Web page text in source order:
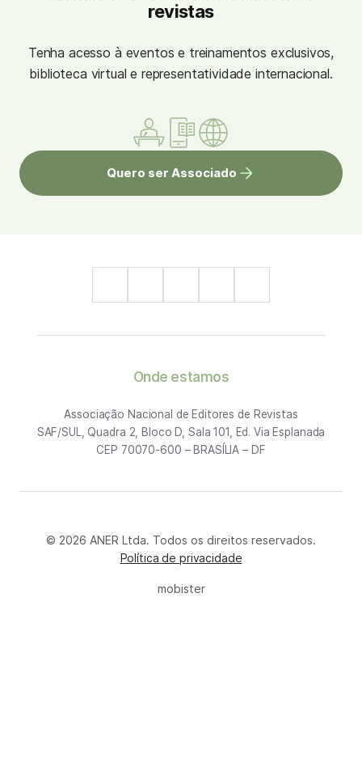
revistas
Tenha acesso à eventos e treinamentos exclusivos,
biblioteca virtual e representatividade internacional.
Quero ser Associado
Onde estamos
Associação Nacional de Editores de Revistas
SAF/SUL, Quadra 2, Bloco D, Sala 101, Ed. Via Esplanada
CEP 70070-600 – BRASÍLIA – DF
© 2026 ANER Ltda. Todos os direitos reservados.
Política de privacidade
mobister